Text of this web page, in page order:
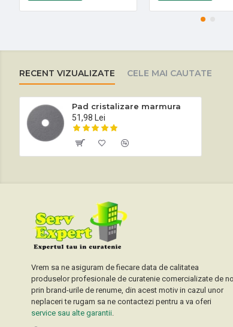
RECENT VIZUALIZATE CELE MAI CAUTATE
Pad cristalizare marmura
51,98 Lei
Vrem sa ne asiguram de fiecare data de calitatea
produselor profesionale de curatenie comercializate de
prin brand-urile de renume, din acest motiv in cazul unor
neplaceri te rugam sa ne contactezi pentru a va oferi
service sau alte garantii.